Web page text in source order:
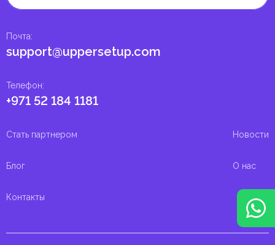
Телефон:
+971 52 184 1181
Почта:
support@uppersetup.com
Стать партнером Новости
Блог О нас
Контакты